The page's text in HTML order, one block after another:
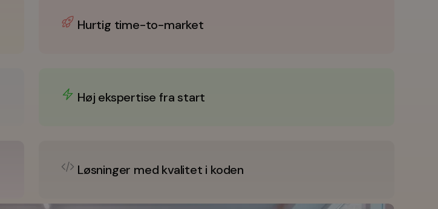
Hurtig time-to-market
Høj ekspertise fra start
Løsninger med kvalitet i koden